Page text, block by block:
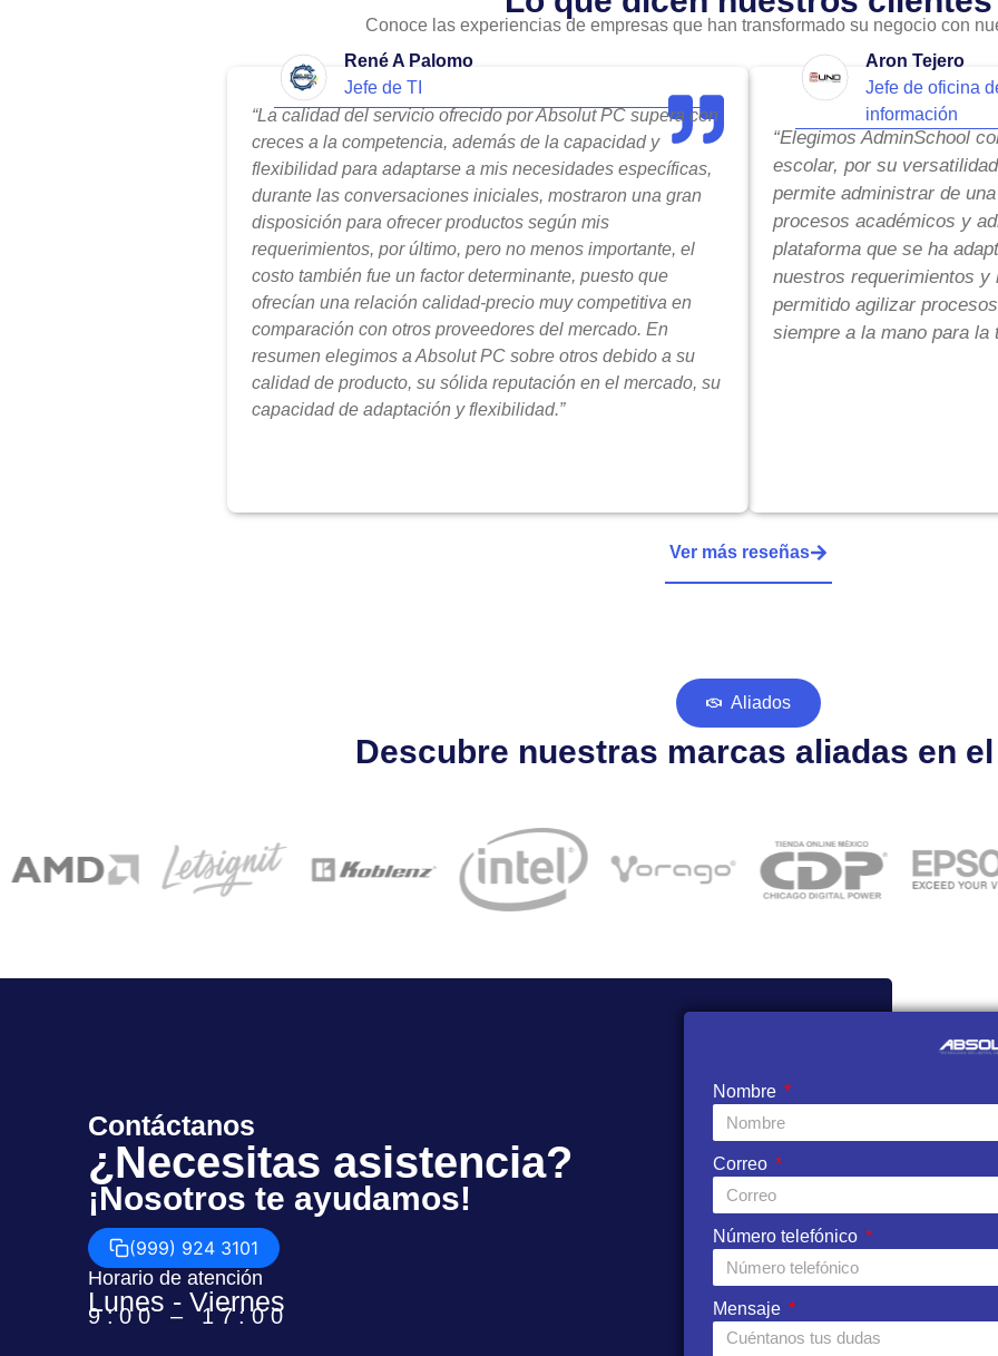
Conoce las experiencias de empresas que han transformado su negocio con
René A Palomo
Jefe de TI
“La calidad del servicio ofrecido por Absolut PC supera con
creces a la competencia, además de la capacidad y
flexibilidad para adaptarse a mis necesidades específicas,
durante las conversaciones iniciales, mostraron una gran
disposición para ofrecer productos según mis
requerimientos, por último, pero no menos importante, el
costo también fue un factor determinante, puesto que
ofrecían una relación calidad-precio muy competitiva en
comparación con otros proveedores del mercado. En
resumen elegimos a Absolut PC sobre otros debido a su
calidad de producto, su sólida reputación en el mercado, su
capacidad de adaptación y flexibilidad.”
Aron Tejero
Jefe de oficina
información
“Elegimos AdminSchool
escolar, por su
permite administrar de
procesos académicos y
plataforma que se ha
nuestros requerimientos y
permitido agilizar
siempre a la mano para la
Ver más reseñas
Aliados
Descubre nuestras marcas aliadas en
Nombre
Correo
Número telefónico
Mensaje
Contáctanos
¿Necesitas asistencia?
¡Nosotros te ayudamos!
(999) 924 3101
Horario de atención
Lunes - Viernes
9:00 – 17:00